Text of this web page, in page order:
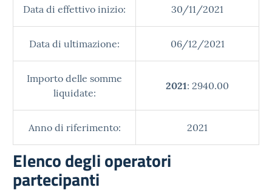
Data di effettivo inizio: 30/11/2021
Data di ultimazione: 06/12/2021
Importo delle somme
liquidate:
2021: 2940.00
Anno di riferimento: 2021
Elenco degli operatori
partecipanti